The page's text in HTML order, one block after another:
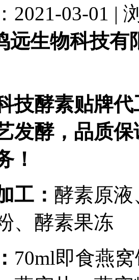
2021-03-01 |
远生物科技有
技酵素贴牌
发酵，品质
！
工： 酵素原
、酵素果冻
70ml即食燕